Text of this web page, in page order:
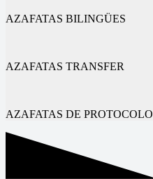
AZAFATAS BILINGÜES
AZAFATAS TRANSFER
AZAFATAS DE PROTOCOLO